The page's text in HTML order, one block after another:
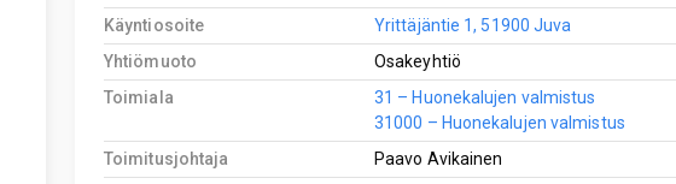
Käyntiosoite
Yrittäjäntie 1, 51900 Juva
Yhtiömuoto
Osakeyhtiö
Toimiala
31 – Huonekalujen valmistus
31000 – Huonekalujen valmistus
Toimitusjohtaja
Paavo Avikainen